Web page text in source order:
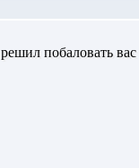
решил побаловать